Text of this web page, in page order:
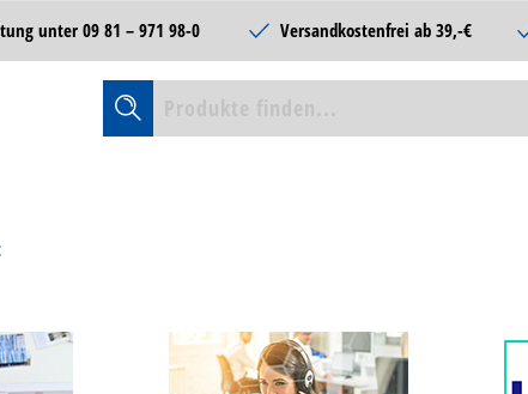
unter 09 81 – 971 98-0 Versandkostenfrei ab 39,-€